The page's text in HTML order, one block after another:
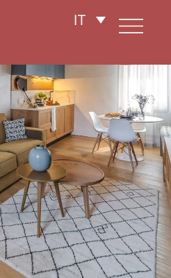
IT
cuore del Valdobbiadene